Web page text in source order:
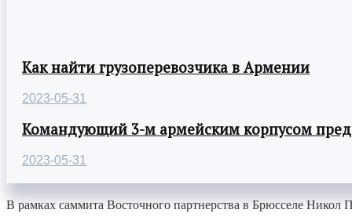
Как найти грузоперевозчика в Армении
2023-05-31
Командующий 3-м армейским корпусом
2023-05-31
В рамках саммита Восточного партнерства в Брюсселе